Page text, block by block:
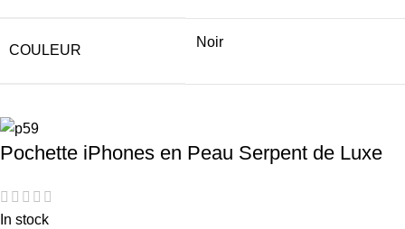
COULEUR
Noir
Pochette iPhones en Peau Serpent de Luxe
In stock